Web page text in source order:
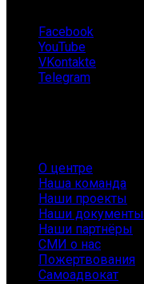
Facebook
YouTube
VKontakte
Telegram
О центре
Наша команда
Наши проекты
Наши документы
Наши партнёры
СМИ о нас
Пожертвования
Самоадвокат